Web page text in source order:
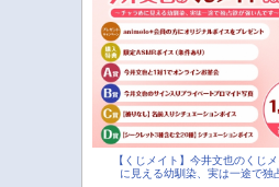
【くじメイト】今井文也のくじ
に見える幼馴染、実は一途で独